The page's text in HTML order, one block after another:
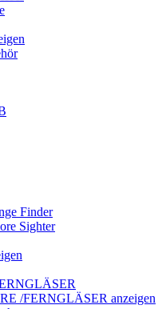
Finder
Sighter
/FERNGLÄSER anzeigen